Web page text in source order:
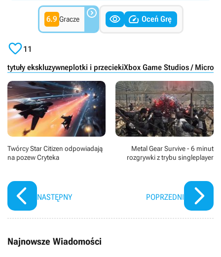
6.9 Gracze    Oceń Grę
11
tytuły ekskluzywneplotki i przeciekiXbox Game Studios /
Twórcy Star Citizen odpowiadają
na pozew Cryteka
NASTĘPNY
Metal Gear Survive - 6 minut
rozgrywki z trybu singleplayer
POPRZEDNI
Najnowsze Wiadomości